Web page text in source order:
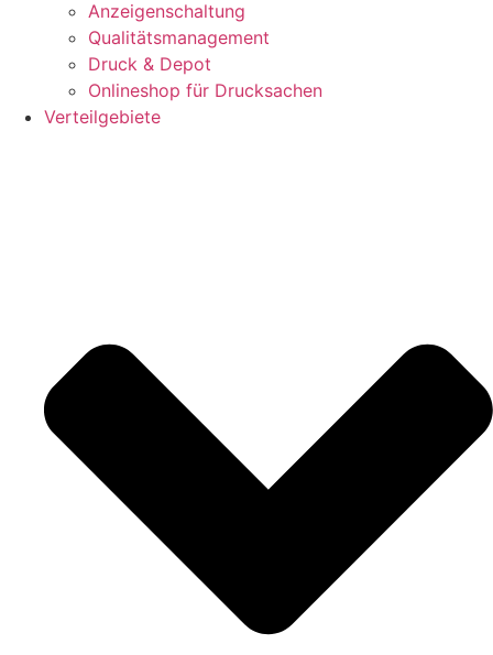
Anzeigenschaltung
Qualitätsmanagement
Druck & Depot
Onlineshop für Drucksachen
Verteilgebiete